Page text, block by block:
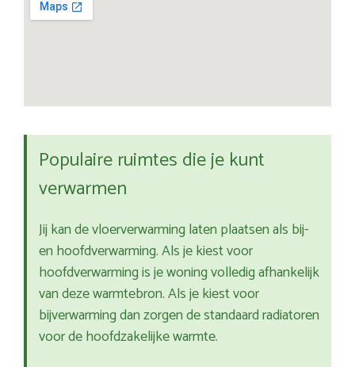
Populaire ruimtes die je kunt
verwarmen
Jij kan de vloerverwarming laten plaatsen als bij-
en hoofdverwarming. Als je kiest voor
hoofdverwarming is je woning volledig afhankelijk
van deze warmtebron. Als je kiest voor
bijverwarming dan zorgen de standaard radiatoren
voor de hoofdzakelijke warmte.